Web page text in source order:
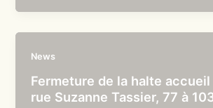
News
Fermeture de la halte
rue Suzanne Tassier, 77 à